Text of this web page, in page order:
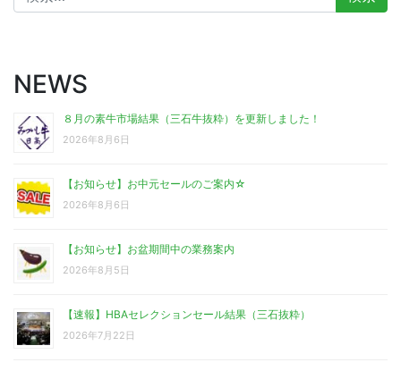
索:
NEWS
８月の素牛市場結果（三石牛抜粋）を更新しました！
2026年8月6日
【お知らせ】お中元セールのご案内☆
2026年8月6日
【お知らせ】お盆期間中の業務案内
2026年8月5日
【速報】HBAセレクションセール結果（三石抜粋）
2026年7月22日